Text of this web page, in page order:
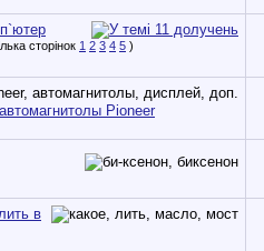
1 2 3 4 5 )
Pioneer
в